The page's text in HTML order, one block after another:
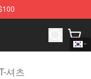
Merchandise
셔츠